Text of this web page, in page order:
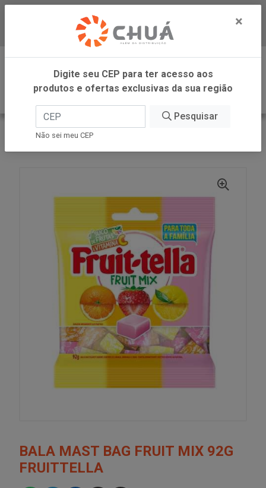
Baixe já nosso APP
0
INÍCIO
PERFETTI
BALA MAST BAG FRUIT MIX 92G
FRUITTELLA
×
Digite seu CEP para ter acesso aos
produtos e ofertas exclusivas da sua região
Pesquisar
Não sei meu CEP